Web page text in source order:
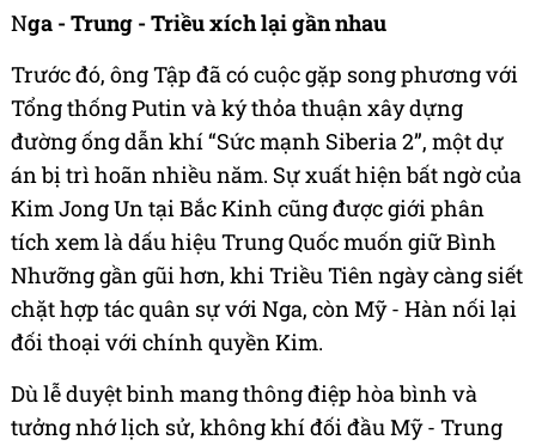
Nga - Trung - Triều xích lại gần nhau
Trước đó, ông Tập đã có cuộc gặp song phương với
Tổng thống Putin và ký thỏa thuận xây dựng
đường ống dẫn khí “Sức mạnh Siberia 2”, một dự
án bị trì hoãn nhiều năm. Sự xuất hiện bất ngờ của
Kim Jong Un tại Bắc Kinh cũng được giới phân
tích xem là dấu hiệu Trung Quốc muốn giữ Bình
Nhưỡng gần gũi hơn, khi Triều Tiên ngày càng siết
chặt hợp tác quân sự với Nga, còn Mỹ - Hàn nối lại
đối thoại với chính quyền Kim.
Dù lễ duyệt binh mang thông điệp hòa bình và
tưởng nhớ lịch sử, không khí đối đầu Mỹ - Trung